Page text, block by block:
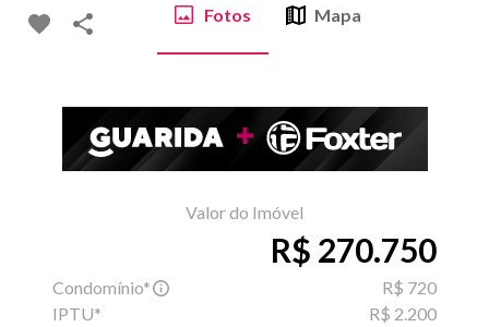
Fotos Mapa
Valor do Imóvel
R$ 270.750
Condomínio*
R$ 720
IPTU*
R$ 2.200